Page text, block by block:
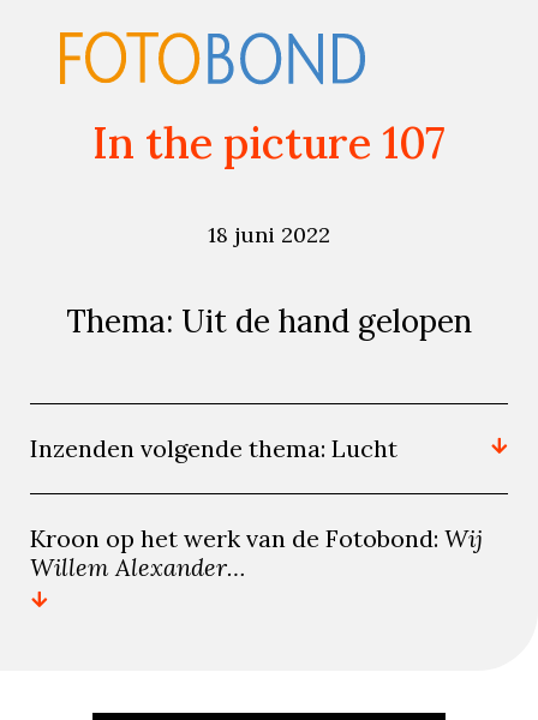
In the picture 107
18 juni 2022
Thema: Uit de hand gelopen
Inzenden volgende thema: Lucht
Kroon op het werk van de Fotobond: Wij
Willem Alexander…